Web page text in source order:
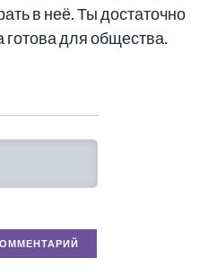
в неё. Ты достаточно
для общества.